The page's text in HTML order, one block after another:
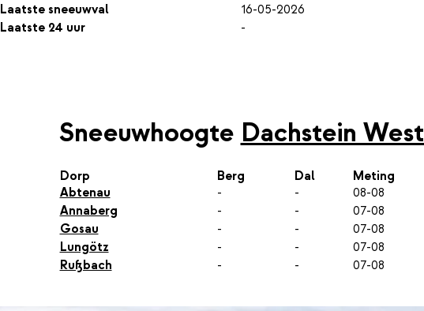
Laatste sneeuwval
16-05-2026
Laatste 24 uur
-
Sneeuwhoogte Dachstein West
Dorp Berg Dal
Meting
Abtenau
- -
08-08
Annaberg
- -
07-08
Gosau
- -
07-08
Lungötz
- -
07-08
Rußbach
- - 07-08